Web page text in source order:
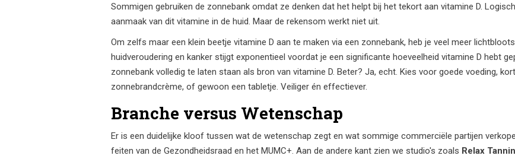
Sommigen gebruiken de zonnebank omdat ze denken dat het helpt bij het tekort aan vitamine D.
aanmaak van dit vitamine in de huid. Maar de rekensom werkt niet uit.
Om zelfs maar een klein beetje vitamine D aan te maken via een zonnebank, heb je veel meer
huidveroudering en kanker stijgt exponentieel voordat je een significante hoeveelheid vitamine D hebt
zonnebank volledig te laten staan als bron van vitamine D. Beter? Ja, echt. Kies voor goede voeding,
zonnebrandcrème, of gewoon een tabletje. Veiliger én effectiever.
Branche versus Wetenschap
Er is een duidelijke kloof tussen wat de wetenschap zegt en wat sommige commerciële partijen
feiten van de Gezondheidsraad en het MUMC+. Aan de andere kant zien we studio's zoals Relax